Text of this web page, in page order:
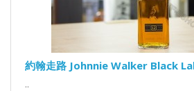
約翰走路 Johnnie Walker Black
..